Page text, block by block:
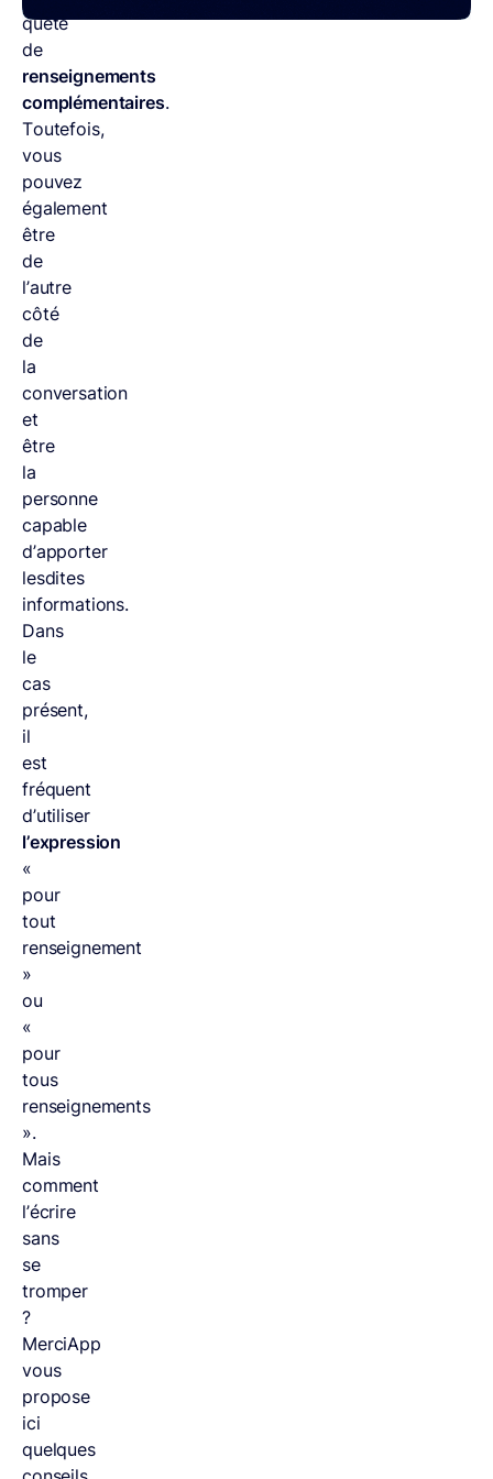
quête
de
renseignements
complémentaires.
Toutefois,
vous
pouvez
également
être
de
l’autre
côté
de
la
conversation
et
être
la
personne
capable
d’apporter
lesdites
informations.
Dans
le
cas
présent,
il
est
fréquent
d’utiliser
l’expression
«
pour
tout
renseignement
»
ou
«
pour
tous
renseignements
».
Mais
comment
l’écrire
sans
se
tromper
?
MerciApp
vous
propose
ici
quelques